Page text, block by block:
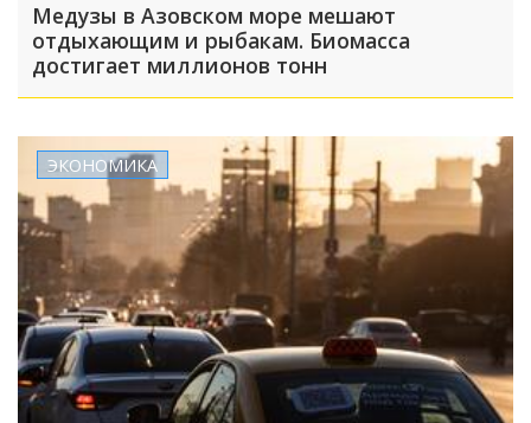
Медузы в Азовском море мешают
отдыхающим и рыбакам. Биомасса
достигает миллионов тонн
ЭКОНОМИКА